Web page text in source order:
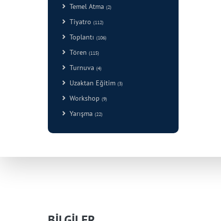
Temel Atma (2)
Tiyatro (112)
Toplantı (106)
Tören (115)
Turnuva (4)
Uzaktan Eğitim (3)
Workshop (9)
Yarışma (22)